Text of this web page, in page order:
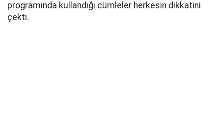
programında kullandığı cümleler herkesin dikkatini
çekti.